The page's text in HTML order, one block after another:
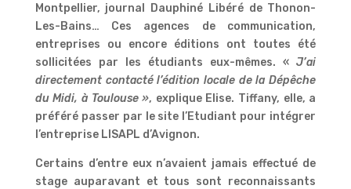
Montpellier, journal Dauphiné Libéré de Thonon-
Les-Bains… Ces agences de communication,
entreprises ou encore éditions ont toutes été
sollicitées par les étudiants eux-mêmes. «J’ai
directement contacté l’édition locale de la Dépêche
du Midi, à Toulouse », explique Elise. Tiffany, elle, a
préféré passer par le site l’Etudiant pour intégrer
l’entreprise LISAPL d’Avignon.
Certains d’entre eux n’avaient jamais effectué de
stage auparavant et tous sont reconnaissants